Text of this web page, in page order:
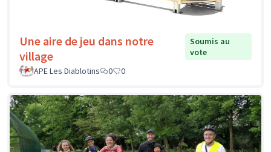
Une aire de jeu dans notre
village
Soumis au
vote
APE Les Diablotins
0 0